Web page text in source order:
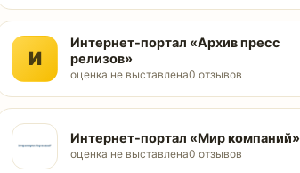
И
Интернет-портал «Архив пресс
релизов»
оценка не выставлена0 отзывов
Интернет-портал «Мир компаний»
оценка не выставлена0 отзывов